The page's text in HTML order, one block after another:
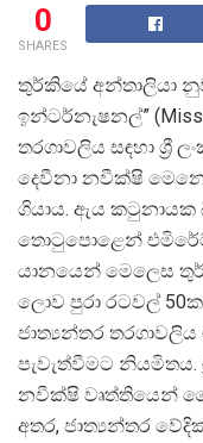
0
SHARES
තුර්කියේ අන්තාලියා
ඉන්ටර්නැෂනල්” (Miss
තරගාවලිය සඳහා ශ් රී
දෙවීනා නවීක්ෂි
ගියාය. ඇය
තොටුපොළෙන්
යානයෙන් මෙලෙස
ලොව පුරා රටවල්
ජාත්යන්තර තරගාවලිය
පැවැත්වීමට නියමිතය.
නවීක්ෂි වෘත්තියෙන්
අතර, ජාත්යන්තර